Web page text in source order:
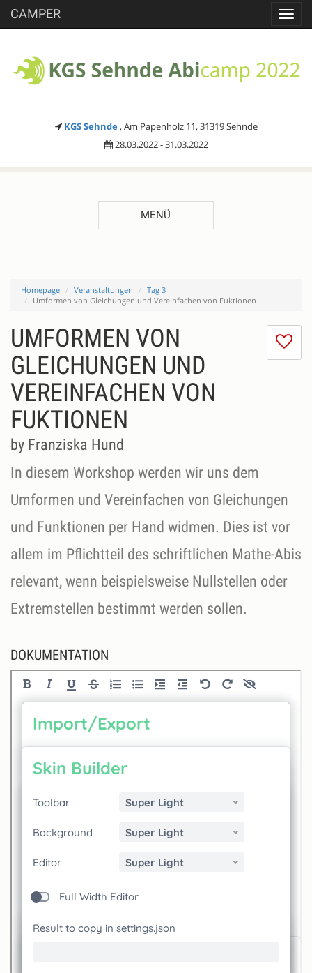
CAMPER
KGS Sehnde , Am Papenholz 11, 31319 Sehnde
28.03.2022 - 31.03.2022
MENÜ
Homepage Veranstaltungen
Tag 3
Umformen von Gleichungen und Vereinfachen von Fuktionen
UMFORMEN VON
GLEICHUNGEN UND
VEREINFACHEN VON
FUKTIONEN
by Franziska Hund
In diesem Workshop werden wir uns dem
Umformen und Vereinfachen von Gleichungen
und Funktionen per Hand widmen. Dies ist vor
allem im Pflichtteil des schriftlichen Mathe-Abis
relevant, wenn beispielsweise Nullstellen oder
DOKUMENTATION